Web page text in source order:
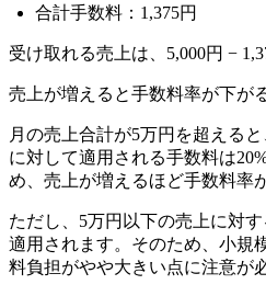
合計手数料：1,375円
受け取れる売上は、5,000円 −
売上が増えると手数料率が下が
月の売上合計が5万円を超えると
に対して適用される手数料は
め、売上が増えるほど手数料率
ただし、5万円以下の売上に対
適用されます。そのため、小規
料負担がやや大きい点に注意が